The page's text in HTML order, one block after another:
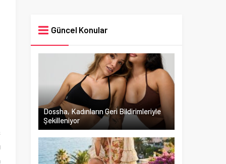
Güncel Konular
Dossha, Kadınların Geri Bildirimleriyle
Şekilleniyor